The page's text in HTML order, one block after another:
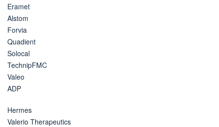
Eramet
Alstom
Forvia
Quadient
Solocal
TechnipFMC
Valeo
ADP
Hermes
Valerio Therapeutics